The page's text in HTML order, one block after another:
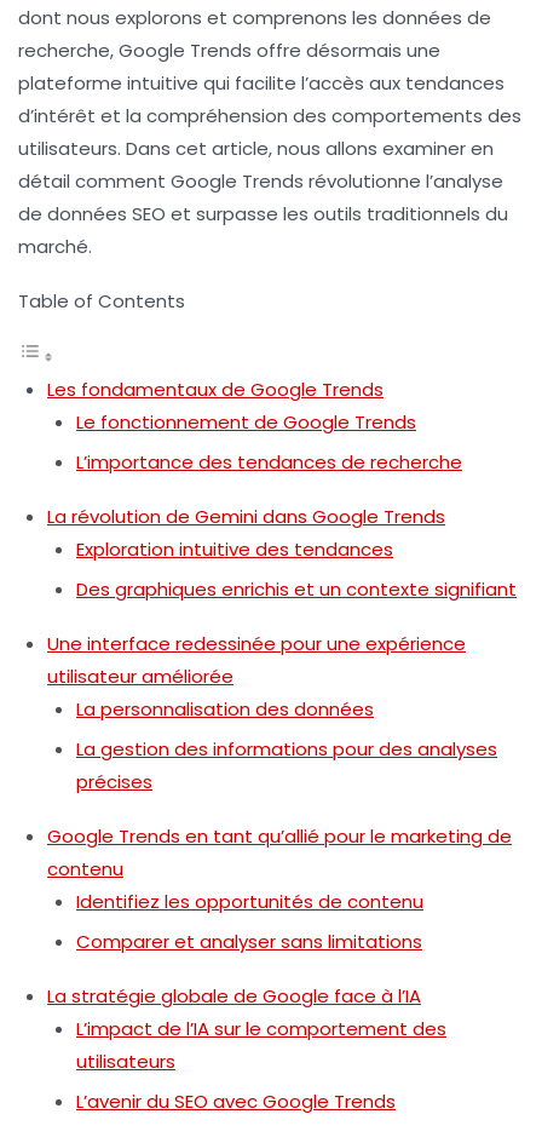
dont nous explorons et comprenons les données de
recherche, Google Trends offre désormais une
plateforme intuitive qui facilite l’accès aux tendances
d’intérêt et la compréhension des comportements des
utilisateurs. Dans cet article, nous allons examiner en
détail comment Google Trends révolutionne l’analyse
de données SEO et surpasse les outils traditionnels du
marché.
Table of Contents
Les fondamentaux de Google Trends
Le fonctionnement de Google Trends
L’importance des tendances de recherche
La révolution de Gemini dans Google Trends
Exploration intuitive des tendances
Des graphiques enrichis et un contexte signifiant
Une interface redessinée pour une expérience
utilisateur améliorée
La personnalisation des données
La gestion des informations pour des analyses
précises
Google Trends en tant qu’allié pour le marketing de
contenu
Identifiez les opportunités de contenu
Comparer et analyser sans limitations
La stratégie globale de Google face à l’IA
L’impact de l’IA sur le comportement des
utilisateurs
L’avenir du SEO avec Google Trends